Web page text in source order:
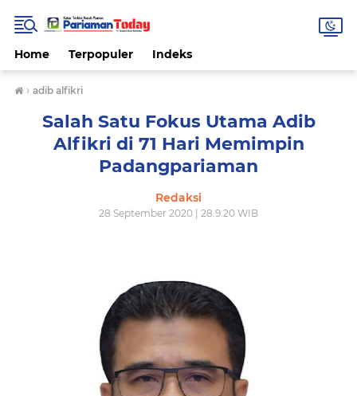
Home Terpopuler Indeks
› adib alfikri
Salah Satu Fokus Utama Adib
Alfikri di 71 Hari Memimpin
Padangpariaman
Redaksi
28 September 2020 | 28.9.20 WIB